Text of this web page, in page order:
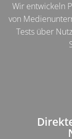
Wir entwickeln
von
Tests über